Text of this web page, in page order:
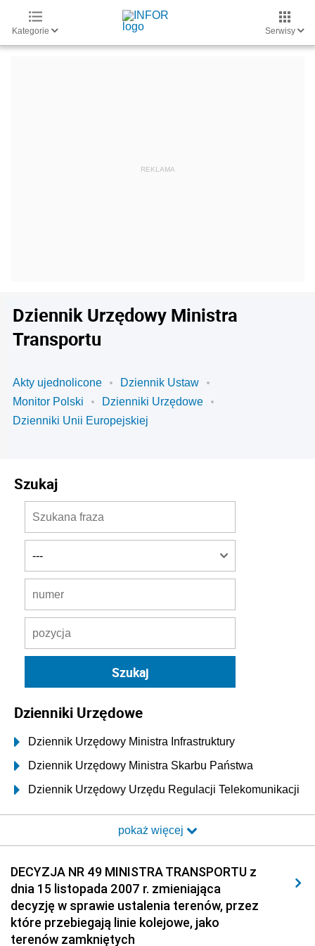
Kategorie Serwisy
Dziennik Urzędowy Ministra
Transportu
Akty ujednolicone
Dziennik Ustaw
Monitor Polski
Dzienniki Urzędowe
Dzienniki Unii Europejskiej
Szukaj
Dzienniki Urzędowe
Dziennik Urzędowy Ministra Infrastruktury
Dziennik Urzędowy Ministra Skarbu Państwa
Dziennik Urzędowy Urzędu Regulacji Telekomunikacji
Dziennik Urzędowy Ministra Transportu i Budownictwa
Elektronicznej
Dziennik Urzędowy Ministra Spraw Wewnętrznych i
Administracji
Dziennik Urzędowy Ministra Transportu
pokaż więcej
DECYZJA NR 49 MINISTRA TRANSPORTU z
dnia 15 listopada 2007 r. zmieniająca
decyzję w sprawie ustalenia terenów, przez
które przebiegają linie kolejowe, jako
terenów zamkniętych